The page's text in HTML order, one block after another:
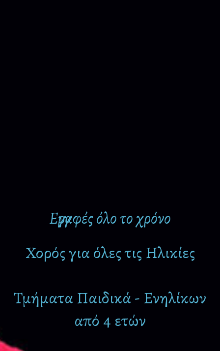
Εγγραφές όλο το χρόνο
Χορός για όλες τις Ηλικίες
Τμήματα Παιδικά - Ενηλίκων
από 4 ετών